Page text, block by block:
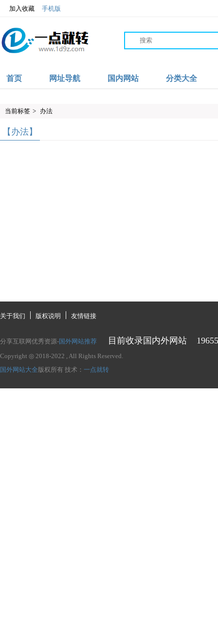
加入收藏 手机版
首页 网址导航 国内网站 分类大全
当前标签 > 办法
【办法】
关于我们 版权说明 友情链接
分享互联网优秀资源-国外网站推荐 目前收录国内外网站 19655
Copyright ◎ 2018-2022 , All Rights Reserved.
国外网站大全 版权所有 技术： 一点就转